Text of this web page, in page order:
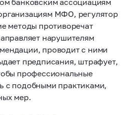
МФО, регулятор
методы противоречат
нарушителям
проводит с ними
предписания, штрафует,
профессиональные
с подобными практиками,
мер.